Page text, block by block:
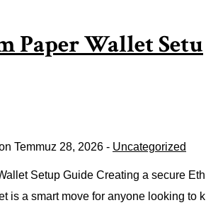
Paper Wallet Setu
Temmuz 28, 2026 - Uncategorized
Setup Guide Creating a secure Eth
is a smart move for anyone looking to k